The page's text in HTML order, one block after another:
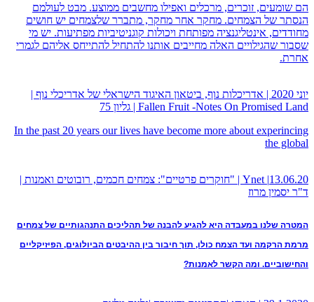
הם שומעים, זוכרים, מרכלים ואפילו מחשבים ממוצע. מבט לעולמם
הנסתר של הצמחים. מחקר אחר מחקר, מתברר שלצמחים יש חושים
מחודדים, אינטליגנציה מפותחת ויכולות קוגניטיביות מפתיעות. יש מי
שסבור שהגילויים האלה מחייבים אותנו להתחיל להתייחס אליהם לגמרי
אחרת.
יוני 2020 | אדריכלות נוף, ביטאון האיגוד הישראלי של אדריכלי נוף |
Fallen Fruit -Notes On Promised Land | גליון 75
In the past 20 years our lives have become more about experincing
the global
13.06.20| Ynet | "חוקרים פרטיים": צמחים חכמים, רובוטים ואמנות |
ד"ר יסמין מרוז
המטרה שלנו במעבדה היא להגיע להבנה של תהליכים התנהגותיים של צמחים
מרמת הרקמה ועד הצמח כולו, תוך חיבור בין ההיבטים הביולוגים, הפיזיקליים
והחישוביים. ומה הקשר לאמנות?